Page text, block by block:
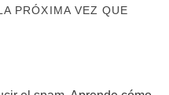
PRÓXIMA VEZ QUE